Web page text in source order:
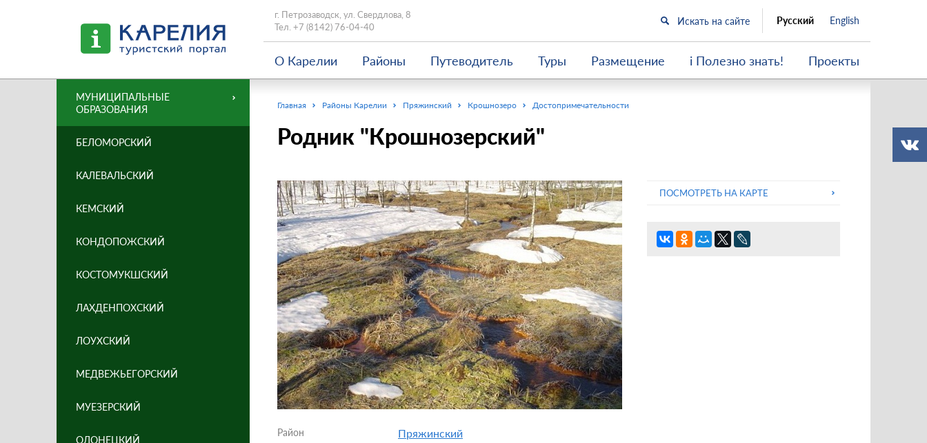
г. Петрозаводск, ул. Свердлова, 8
Тел. +7 (8142) 76-04-40
Русский English
О Карелии Районы Путеводитель Туры Размещение i Полезно знать! Проекты
Главная Районы Карелии Пряжинский Крошнозеро Достопримечательности
Родник "Крошнозерский"
ПОСМОТРЕТЬ НА КАРТЕ
Район Пряжинский
МУНИЦИПАЛЬНЫЕ
ОБРАЗОВАНИЯ
БЕЛОМОРСКИЙ
КАЛЕВАЛЬСКИЙ
КЕМСКИЙ
КОНДОПОЖСКИЙ
КОСТОМУКШСКИЙ
ЛАХДЕНПОХСКИЙ
ЛОУХСКИЙ
МЕДВЕЖЬЕГОРСКИЙ
МУЕЗЕРСКИЙ
ОЛОНЕЦКИЙ